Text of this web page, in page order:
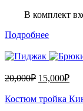
В комплект
Подробнее
20,000₽ 15,000₽
Костюм тройка